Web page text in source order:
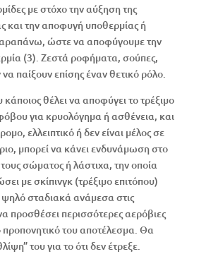
με στόχο την αύξηση της
και την αποφυγή υποθερμίας ή
ώστε να αποφύγουμε την
(3). Ζεστά ροφήματα, σούπες,
παίξουν επίσης έναν θετικό ρόλο.
θέλει να αποφύγει το τρέξιμο
για κρυολόγημα ή ασθένεια, και
ελλειπτικό ή δεν είναι μέλος σε
μπορεί να κάνει ενδυνάμωση στο
σώματος ή λάστιχα, την οποία
με σκίπινγκ (τρέξιμο επιτόπου)
σταδιακά ανάμεσα στις
προσθέσει περισσότερες αερόβιες
του αποτέλεσμα. Θα
του για το ότι δεν έτρεξε.